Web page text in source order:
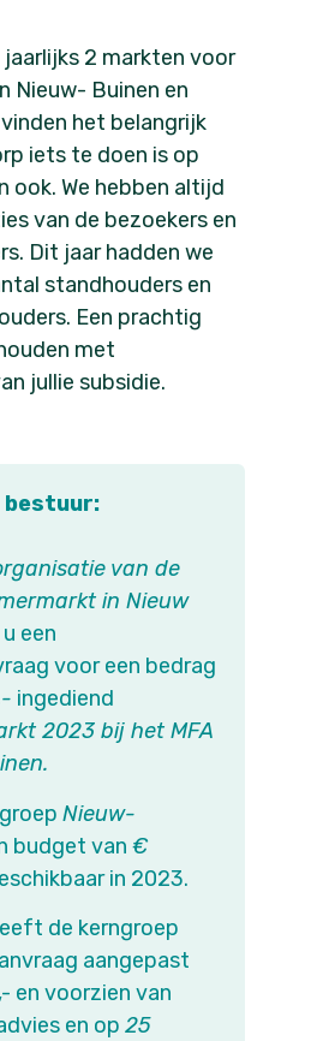
jaarlijks 2 markten voor
Nieuw- Buinen en
het belangrijk
iets te doen is op
ook. We hebben altijd
van de bezoekers en
Dit jaar hadden we
standhouders en
Een prachtig
met
jullie subsidie.
bestuur:
van de
in Nieuw
een
voor een bedrag
ingediend
2023 bij het MFA
Nieuw-
budget van €
in 2023.
de kerngroep
aangepast
en voorzien van
en op 25